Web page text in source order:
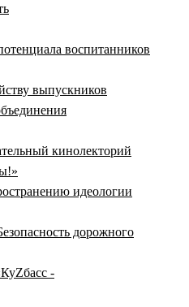
воспитанников
выпускников
кинолекторий
идеологии
дорожного
-